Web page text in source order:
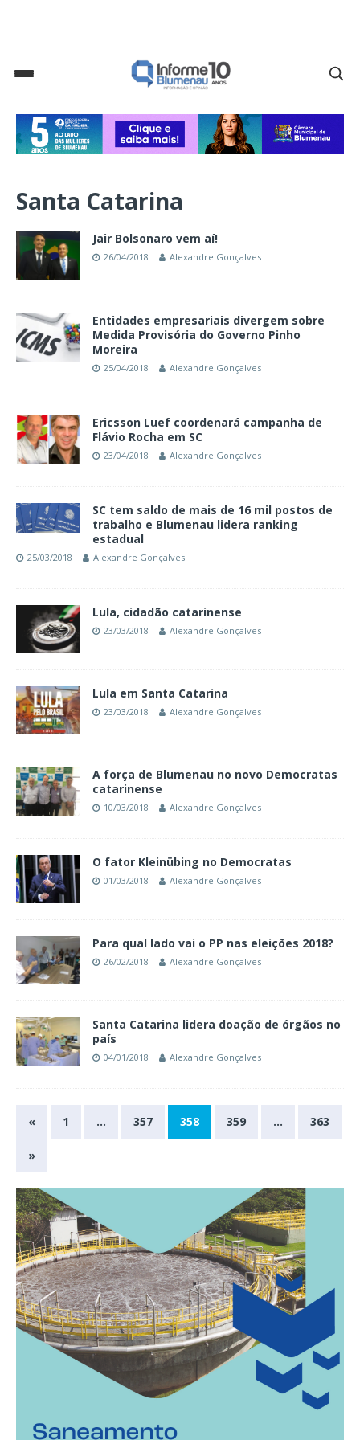
Santa Catarina
Jair Bolsonaro vem aí!
26/04/2018 Alexandre Gonçalves
Entidades empresariais divergem sobre
Medida Provisória do Governo Pinho
Moreira
25/04/2018 Alexandre Gonçalves
Ericsson Luef coordenará campanha de
Flávio Rocha em SC
23/04/2018 Alexandre Gonçalves
SC tem saldo de mais de 16 mil postos de
trabalho e Blumenau lidera ranking
estadual
25/03/2018 Alexandre Gonçalves
Lula, cidadão catarinense
23/03/2018 Alexandre Gonçalves
Lula em Santa Catarina
23/03/2018 Alexandre Gonçalves
A força de Blumenau no novo Democratas
catarinense
10/03/2018 Alexandre Gonçalves
O fator Kleinübing no Democratas
01/03/2018 Alexandre Gonçalves
Para qual lado vai o PP nas eleições 2018?
26/02/2018 Alexandre Gonçalves
Santa Catarina lidera doação de órgãos no
país
04/01/2018 Alexandre Gonçalves
« 1 … 357 358 359 … 363
»